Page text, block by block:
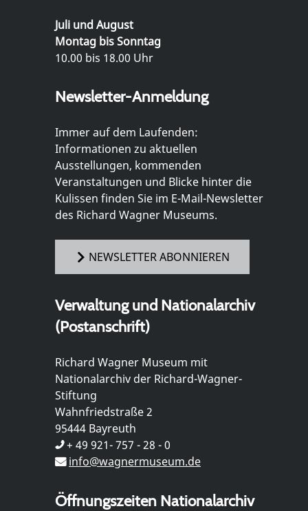
Juli und August
Montag bis Sonntag
10.00 bis 18.00 Uhr
Newsletter-Anmeldung
Immer auf dem Laufenden:
Informationen zu aktuellen
Ausstellungen, kommenden
Veranstaltungen und Blicke hinter die
Kulissen finden Sie im E-Mail-Newsletter
des Richard Wagner Museums.
NEWSLETTER ABONNIEREN
Verwaltung und Nationalarchiv
(Postanschrift)
Richard Wagner Museum mit
Nationalarchiv der Richard-Wagner-
Stiftung
Wahnfriedstraße 2
95444 Bayreuth
+ 49 921- 757 - 28 - 0
info@wagnermuseum.de
Öffnungszeiten Nationalarchiv